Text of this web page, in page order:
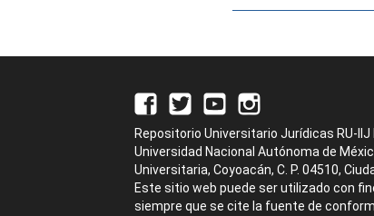
Repositorio Universitario Jurídicas RU-IIJ
Universidad Nacional Autónoma de
Universitaria, Coyoacán, C. P. 04510,
Este sitio web puede ser utilizado con
siempre que se cite la fuente de